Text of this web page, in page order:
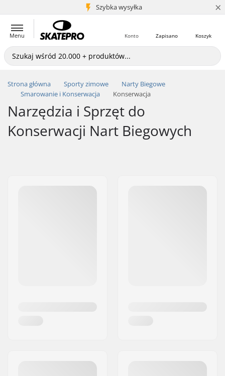
Szybka wysyłka
5+ mln klientów ×
Menu Koszyk
Zapisano
Konto
Strona główna Sporty zimowe
Narty Biegowe
Smarowanie i Konserwacja
Konserwacja
Narzędzia i Sprzęt do
Konserwacji Nart Biegowych